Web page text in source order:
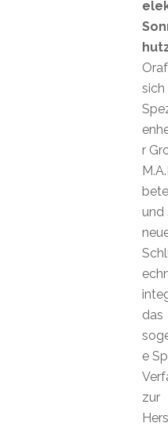
sich
r
und
das
e
zur